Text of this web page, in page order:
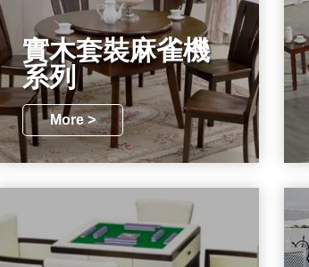
實木套裝麻雀機
系列
More >